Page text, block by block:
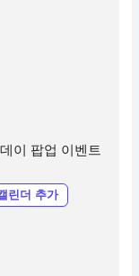
이 팝업 이벤트
린더 추가